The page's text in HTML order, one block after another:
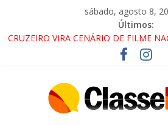
sábado, agosto 8,
Últimos:
CRUZEIRO VIRA CENÁRIO DE FILME
PROMOTOR DO GAECO
ACESSO À APARECIDA NA DUTRA